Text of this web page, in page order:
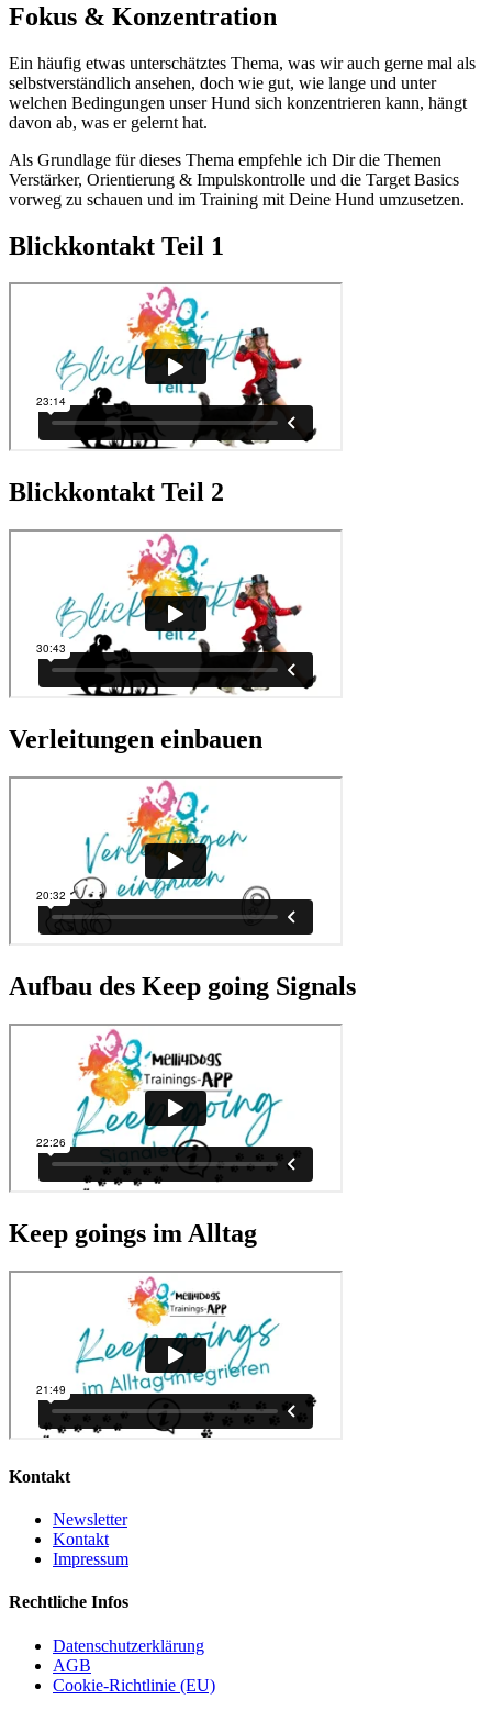
Fokus & Konzentration
Ein häufig etwas unterschätztes Thema, was wir auch gerne mal als
selbstverständlich ansehen, doch wie gut, wie lange und unter
welchen Bedingungen unser Hund sich konzentrieren kann, hängt
davon ab, was er gelernt hat.
Als Grundlage für dieses Thema empfehle ich Dir die Themen
Verstärker, Orientierung & Impulskontrolle und die Target Basics
vorweg zu schauen und im Training mit Deine Hund umzusetzen.
Blickkontakt Teil 1
Blickkontakt Teil 2
Verleitungen einbauen
Aufbau des Keep going Signals
Keep goings im Alltag
Kontakt
Newsletter
Kontakt
Impressum
Rechtliche Infos
Datenschutzerklärung
AGB
Cookie-Richtlinie (EU)